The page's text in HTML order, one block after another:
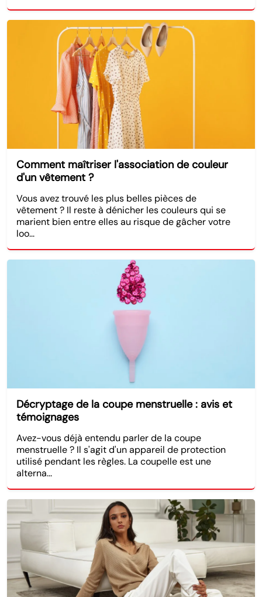
Comment maîtriser l'association de couleur
d'un vêtement ?
Vous avez trouvé les plus belles pièces de
vêtement ? Il reste à dénicher les couleurs qui se
marient bien entre elles au risque de gâcher votre
loo...
Décryptage de la coupe menstruelle : avis et
témoignages
Avez-vous déjà entendu parler de la coupe
menstruelle ? Il s'agit d'un appareil de protection
utilisé pendant les règles. La coupelle est une
alterna...